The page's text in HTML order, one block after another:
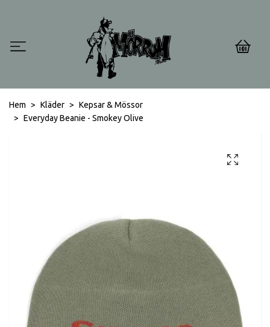
0
Hem Kläder
Kepsar & Mössor
Everyday Beanie - Smokey Olive